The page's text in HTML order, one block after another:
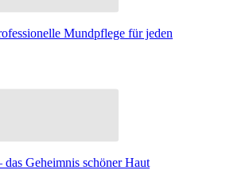
Mundpflege für jeden
Geheimnis schöner Haut